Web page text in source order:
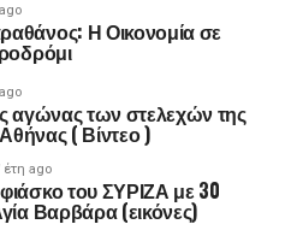
Η Οικονομία σε
αγώνας των στελεχών της
( Βίντεο )
έτη ago
του ΣΥΡΙΖΑ με 30
Βαρβάρα (εικόνες)